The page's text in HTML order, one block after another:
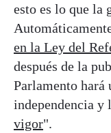
esto es lo que la
en la Ley del
después de la
Parlamento hará
independencia y
vigor".